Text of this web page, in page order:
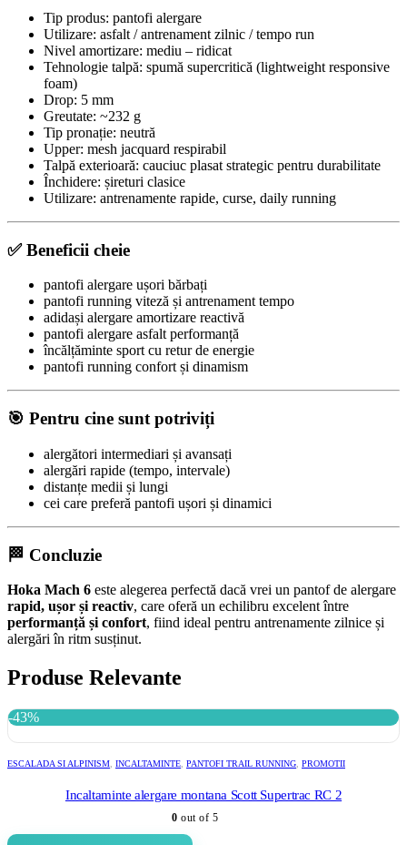
Tip produs: pantofi alergare
Utilizare: asfalt / antrenament zilnic / tempo run
Nivel amortizare: mediu – ridicat
Tehnologie talpă: spumă supercritică (lightweight responsive
foam)
Drop: 5 mm
Greutate: ~232 g
Tip pronație: neutră
Upper: mesh jacquard respirabil
Talpă exterioară: cauciuc plasat strategic pentru durabilitate
Închidere: șireturi clasice
Utilizare: antrenamente rapide, curse, daily running
✅ Beneficii cheie
pantofi alergare ușori bărbați
pantofi running viteză și antrenament tempo
adidași alergare amortizare reactivă
pantofi alergare asfalt performanță
încălțăminte sport cu retur de energie
pantofi running confort și dinamism
🎯 Pentru cine sunt potriviți
alergători intermediari și avansați
alergări rapide (tempo, intervale)
distanțe medii și lungi
cei care preferă pantofi ușori și dinamici
🏁 Concluzie
Hoka Mach 6 este alegerea perfectă dacă vrei un pantof de alergare
rapid, ușor și reactiv, care oferă un echilibru excelent între
performanță și confort, fiind ideal pentru antrenamente zilnice și
alergări în ritm susținut.
Produse Relevante
-43%
ESCALADA SI ALPINISM INCALTAMINTE PANTOFI TRAIL RUNNING PROMOTII
Incaltaminte alergare montana Scott Supertrac RC 2
0 out of 5